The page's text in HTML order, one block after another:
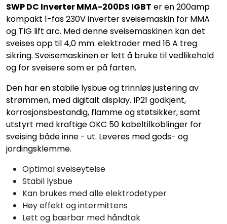
SWP DC Inverter MMA-200DS IGBT er en 200amp
kompakt 1-fas 230V inverter sveisemaskin for MMA
og TIG lift arc. Med denne sveisemaskinen kan det
sveises opp til 4,0 mm. elektroder med 16 A treg
sikring. Sveisemaskinen er lett å bruke til vedlikehold
og for sveisere som er på farten.
Den har en stabile lysbue og trinnløs justering av
strømmen, med digitalt display. IP21 godkjent,
korrosjonsbestandig, flamme og støtsikker, samt
utstyrt med kraftige OKC 50 kabeltilkoblinger for
sveising både inne - ut. Leveres med gods- og
jordingsklemme.
Optimal sveiseytelse
Stabil lysbue
Kan brukes med alle elektrodetyper
Høy effekt og intermittens
Lett og bærbar med håndtak